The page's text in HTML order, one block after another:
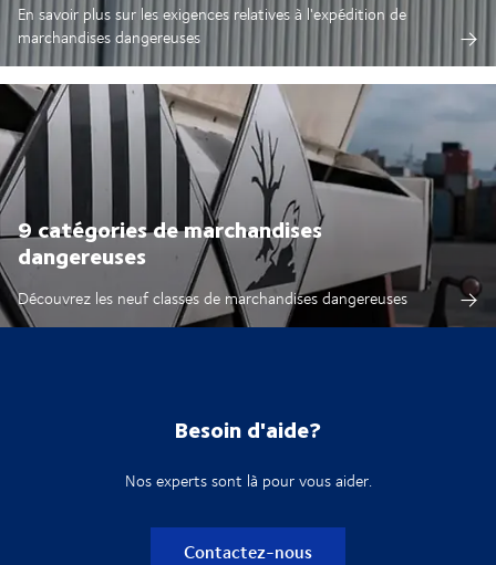
En savoir plus sur les exigences relatives à l'expédition de
marchandises dangereuses
9 catégories de marchandises
dangereuses
Découvrez les neuf classes de marchandises dangereuses
Besoin d'aide?
Nos experts sont là pour vous aider.
Contactez-nous